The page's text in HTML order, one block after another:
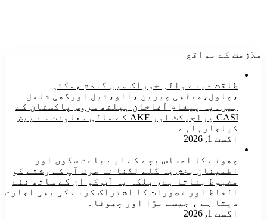
ملازمت کے مواقع
طاقت دینے والی خوراک میں گندم ،مکئی
،چاول،میٹھی چیزین ،آلو،تیل اورگھی شامل
ہیں۔یہ پیغام آغاخان ہیلتھ سروس پاکستان کے
CASI پراجیکٹ اور AKF کے مالی معاونت سے پیش
کیاجارہاہے۔
اگست 1, 2026
چھونے کا احساس بچے کے لیے باعث سکون اور
اطمینان بخش یہ گلے لگنا نہ صرف آپ کے رشتے کو
مضبوط بناتا ہے، بلکہ یہ آپ کو ان کے ساتھ نئے
الفاظ اور تصورات کا اشتراک کرنے کی بھی اجازت
دیتا ہے ، جیسے بڑا اور چھوٹا۔
اگست 1, 2026